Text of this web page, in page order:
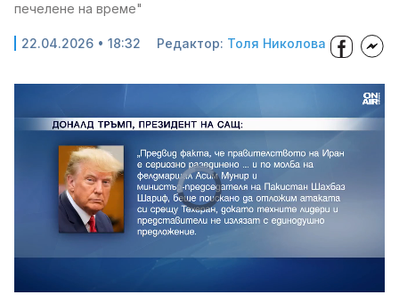
печелене на време"
22.04.2026 • 18:32 Редактор: Толя Николова
Video
Player
is
loading.